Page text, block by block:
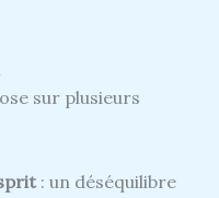
sur plusieurs
: un déséquilibre